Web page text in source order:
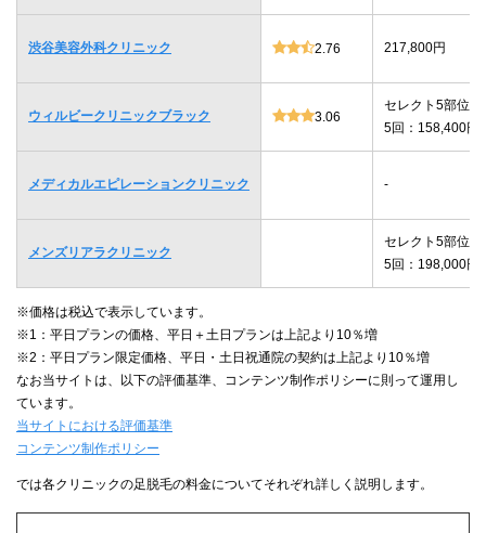
渋谷美容外科クリニック 2.76 217,800円
ウィルビークリニックブラック 3.06
セレクト5部位
5回：158,400円
メディカルエピレーションクリニック -
メンズリアラクリニック
セレクト5部位
5回：198,000円
※価格は税込で表示しています。
※1：平日プランの価格、平日＋土日プランは上記より10％増
※2：平日プラン限定価格、平日・土日祝通院の契約は上記より10％増
なお当サイトは、以下の評価基準、コンテンツ制作ポリシーに則って運用し
ています。
当サイトにおける評価基準
コンテンツ制作ポリシー
では各クリニックの足脱毛の料金についてそれぞれ詳しく説明します。